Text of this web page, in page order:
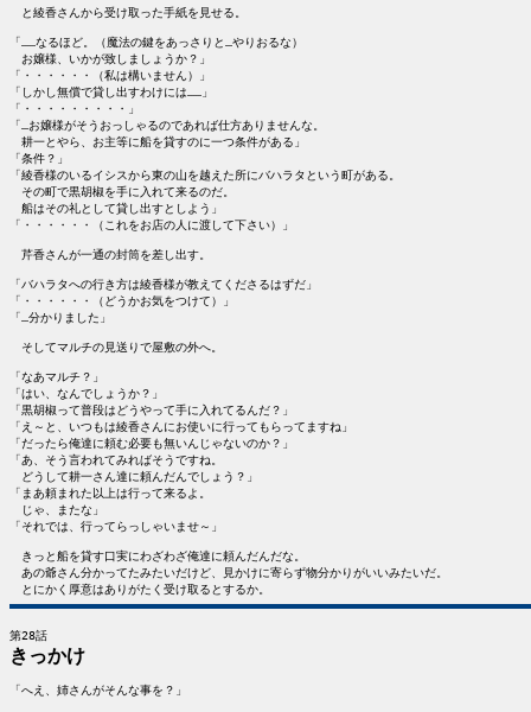
と綾香さんから受け取った手紙を見せる。
「……なるほど。（魔法の鍵をあっさりと…やりおるな）
お嬢様、いかが致しましょうか？」
「・・・・・・（私は構いません）」
「しかし無償で貸し出すわけには……」
「・・・・・・・・・」
「…お嬢様がそうおっしゃるのであれば仕方ありませんな。
耕一とやら、お主等に船を貸すのに一つ条件がある」
「条件？」
「綾香様のいるイシスから東の山を越えた所にバハラタという町がある。
その町で黒胡椒を手に入れて来るのだ。
船はその礼として貸し出すとしよう」
「・・・・・・（これをお店の人に渡して下さい）」
芹香さんが一通の封筒を差し出す。
「バハラタへの行き方は綾香様が教えてくださるはずだ」
「・・・・・・（どうかお気をつけて）」
「…分かりました」
そしてマルチの見送りで屋敷の外へ。
「なあマルチ？」
「はい、なんでしょうか？」
「黒胡椒って普段はどうやって手に入れてるんだ？」
「え～と、いつもは綾香さんにお使いに行ってもらってますね」
「だったら俺達に頼む必要も無いんじゃないのか？」
「あ、そう言われてみればそうですね。
どうして耕一さん達に頼んだんでしょう？」
「まあ頼まれた以上は行って来るよ。
じゃ、またな」
「それでは、行ってらっしゃいませ～」
きっと船を貸す口実にわざわざ俺達に頼んだんだな。
あの爺さん分かってたみたいだけど、見かけに寄らず物分かりがいいみたいだ。
きっかけ
「へえ、姉さんがそんな事を？」